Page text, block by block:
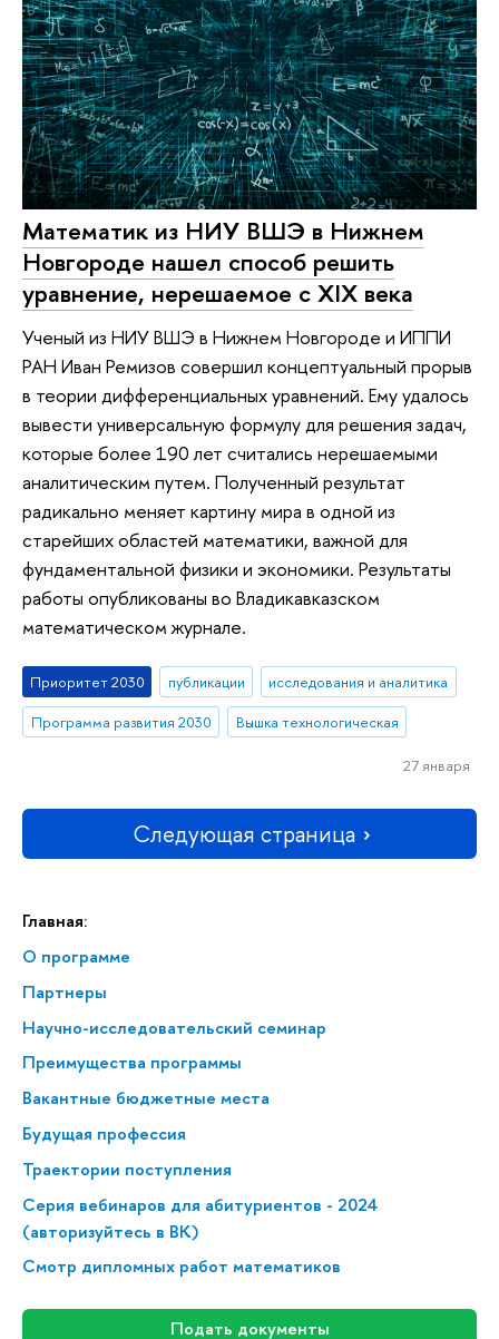
Главная:
О программе
Партнеры
Научно-исследовательский семинар
Преимущества программы
Вакантные бюджетные места
Будущая профессия
Траектории поступления
Серия вебинаров для абитуриентов - 2024
(авторизуйтесь в ВК)
Смотр дипломных работ математиков
Подать документы
Математик из НИУ ВШЭ в Нижнем
Новгороде нашел способ решить
уравнение, нерешаемое с XIX века
Ученый из НИУ ВШЭ в Нижнем Новгороде и ИППИ
РАН Иван Ремизов совершил концептуальный прорыв
в теории дифференциальных уравнений. Ему удалось
вывести универсальную формулу для решения задач,
которые более 190 лет считались нерешаемыми
аналитическим путем. Полученный результат
радикально меняет картину мира в одной из
старейших областей математики, важной для
фундаментальной физики и экономики. Результаты
работы опубликованы во Владикавказском
математическом журнале.
Приоритет 2030 публикации
исследования и аналитика
Программа развития 2030
Вышка технологическая
27 января
Следующая страница